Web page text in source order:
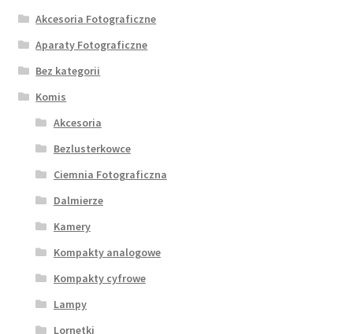
Akcesoria Fotograficzne
Aparaty Fotograficzne
Bez kategorii
Komis
Akcesoria
Bezlusterkowce
Ciemnia Fotograficzna
Dalmierze
Kamery
Kompakty analogowe
Kompakty cyfrowe
Lampy
Lornetki